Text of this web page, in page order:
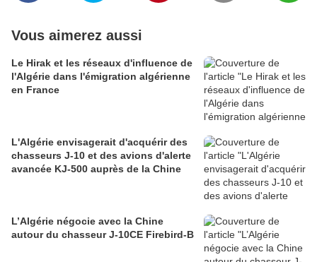
Vous aimerez aussi
Le Hirak et les réseaux d'influence de
l'Algérie dans l'émigration algérienne
en France
L'Algérie envisagerait d'acquérir des
chasseurs J-10 et des avions d'alerte
avancée KJ-500 auprès de la Chine
L’Algérie négocie avec la Chine
autour du chasseur J-10CE Firebird-B